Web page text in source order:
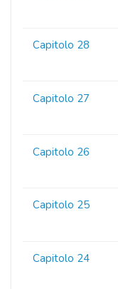
Capitolo 28
Capitolo 27
Capitolo 26
Capitolo 25
Capitolo 24